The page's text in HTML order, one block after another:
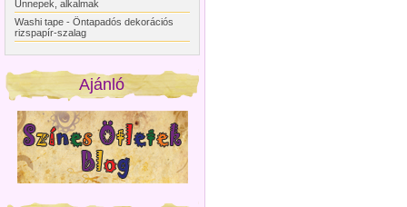
Ünnepek, alkalmak
Washi tape - Öntapadós dekorációs
rizspapír-szalag
Ajánló